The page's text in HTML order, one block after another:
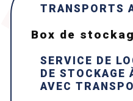
TRANSPORTS
box de
SERVICE DE
DE STOCKAGE
AVEC